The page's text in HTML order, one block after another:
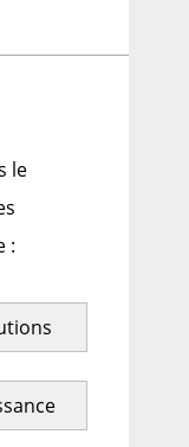
le
: